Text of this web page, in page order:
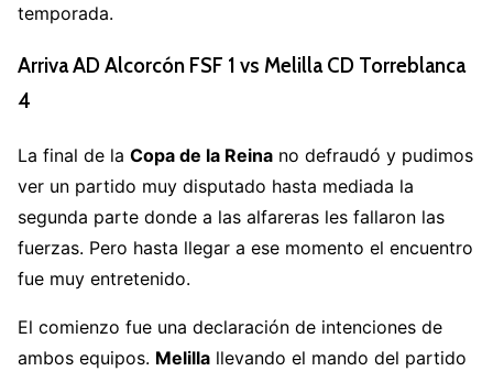
temporada.
Arriva AD Alcorcón FSF 1 vs Melilla CD Torreblanca
4
La final de la Copa de la Reina no defraudó y pudimos
ver un partido muy disputado hasta mediada la
segunda parte donde a las alfareras les fallaron las
fuerzas. Pero hasta llegar a ese momento el encuentro
fue muy entretenido.
El comienzo fue una declaración de intenciones de
ambos equipos. Melilla llevando el mando del partido